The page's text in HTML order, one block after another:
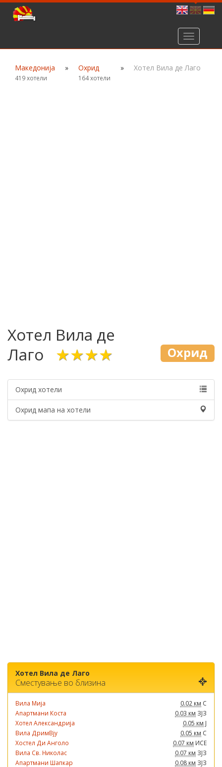
Toggle
navigation
Македонија
419 хотели
» Охрид
164 хотели
» Хотел Вила де Лаго
Хотел Вила де
Лаго
★★★★ Охрид
Охрид хотели
Охрид мапа на хотели
Хотел Вила де Лаго
Сместување во близина
Вила Мија 0.02 км С
Апартмани Коста
0.03 км ЗЈЗ
Хотел Александрија
0.05 км Ј
Вила ДримВју
0.05 км С
Хостел Ди Анголо
0.07 км ИСЕ
Вила Св. Николас
0.07 км ЗЈЗ
Апартмани Шапкар
0.08 км ЗЈЗ